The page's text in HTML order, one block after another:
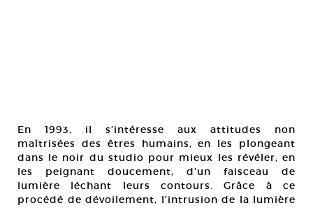
En 1993, il s’intéresse aux attitudes non
maîtrisées des êtres humains, en les plongeant
dans le noir du studio pour mieux les révéler, en
les peignant doucement, d’un faisceau de
lumière léchant leurs contours. Grâce à ce
procédé de dévoilement, l’intrusion de la lumière